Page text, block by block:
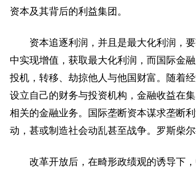
资本及其背后的利益集团。
资本追逐利润，并且是最大化利润，
中实现增值，获取最大化利润，而国际金
投机，转移、劫掠他人与他国财富。随着
设立自己的财务与投资机构，金融收益在
相关的金融业务。国际垄断资本谋求垄断
动，甚或制造社会动乱甚至战争。罗斯柴
改革开放后，在畸形政绩观的诱导下